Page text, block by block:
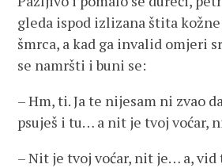
gleda ispod izlizana štita
šmrca, a kad ga invalid omjeri
se namršti i buni se:
– Hm, ti. Ja te nijesam ni zvao
psuješ i tu… a nit je tvoj voćar,
– Nit je tvoj voćar, nit je… a, vid